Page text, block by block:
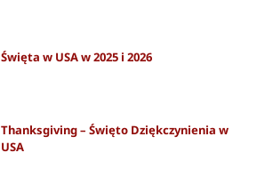
Święta w USA w 2025 i 2026
Thanksgiving – Święto Dziękczynienia w
USA